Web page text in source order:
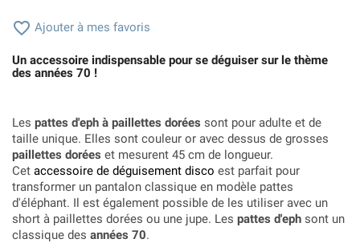
 Ajouter à mes favoris
Un accessoire indispensable pour se déguiser sur le thème
des années 70 !
Les pattes d'eph à paillettes dorées sont pour adulte et de
taille unique. Elles sont couleur or avec dessus de grosses
paillettes dorées et mesurent 45 cm de longueur.
Cet accessoire de déguisement disco est parfait pour
transformer un pantalon classique en modèle pattes
d'éléphant. Il est également possible de les utiliser avec un
short à paillettes dorées ou une jupe. Les pattes d'eph sont un
classique des années 70.